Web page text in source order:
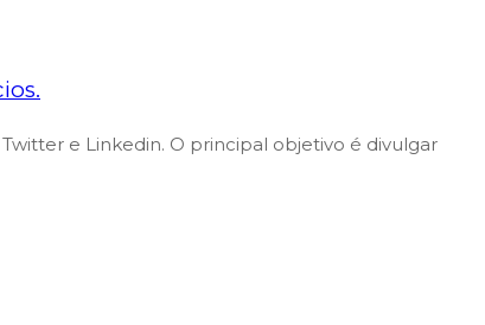
e Linkedin. O principal objetivo é divulgar